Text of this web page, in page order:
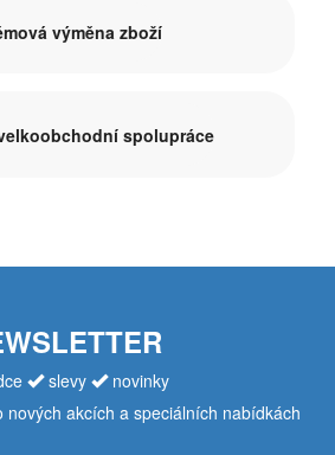
výměna zboží
spolupráce
slevy
novinky
nových akcích a speciálních nabídkách